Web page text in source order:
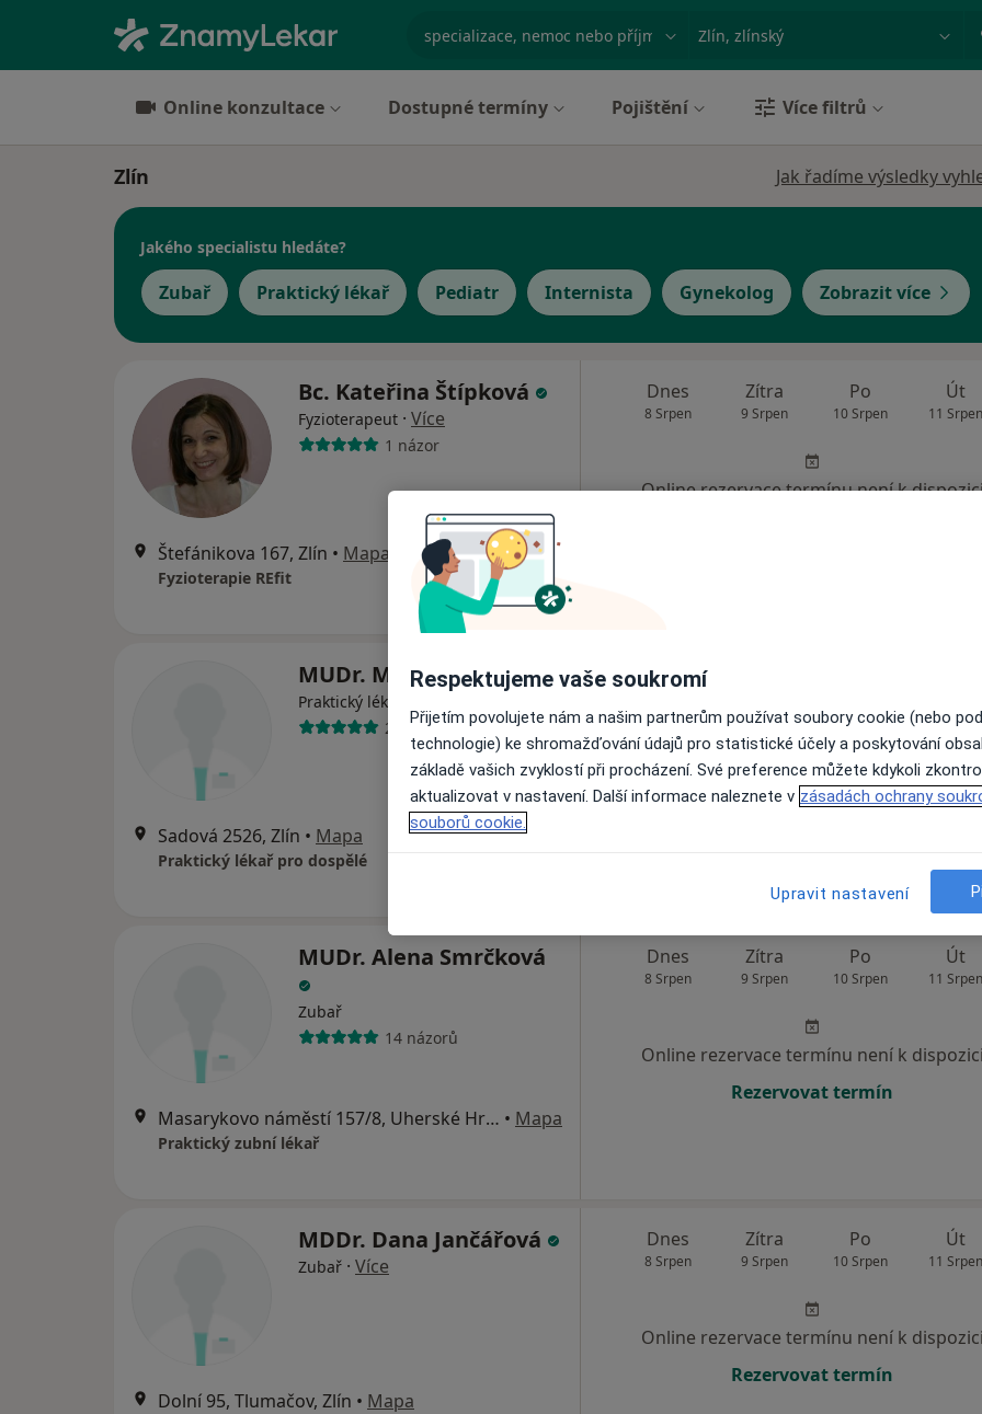
specializace, nemoc nebo příjmení Město nebo region
Online konzultace Dostupné termíny Pojištění Více filtrů
Zlín Jak řadíme výsledky
Jakého specialistu hledáte?
Zubař Praktický lékař Pediatr Internista Gynekolog Zobrazit více
Bc. Kateřina Štípková
Fyzioterapeut · Více
1 názor
Štefánikova 167, Zlín • Mapa
Fyzioterapie REfit
Dnes
8 Srpen
Zítra
9 Srpen
Po
10 Srpen
Út
11 Srpen
Online rezervace termínu není k
MUDr. Miloš Kubáček
Praktický lékař
20 názorů
Sadová 2526, Zlín • Mapa
Praktický lékař pro dospělé
Dnes
Online rezervace termínu není k
Rezervovat termín
MUDr. Alena Smrčková
Zubař
14 názorů
Masarykovo náměstí 157/8, Uherské Hradiště • Mapa
Praktický zubní lékař
Dnes
8 Srpen
Zítra
9 Srpen
Po
10 Srpen
Út
11 Srpen
Online rezervace termínu není k dispozici
Rezervovat termín
MDDr. Dana Jančářová
Zubař · Více
Dolní 95, Tlumačov, Zlín • Mapa
Dnes
8 Srpen
Zítra
9 Srpen
Po
10 Srpen
Út
11 Srpen
Online rezervace termínu není k dispozici
Rezervovat termín
Respektujeme vaše soukromí
Přijetím povolujete nám a našim partnerům používat soubory cookie (nebo
technologie) ke shromažďování údajů pro statistické účely a poskytování
základě vašich zvyklostí při procházení. Své preference můžete kdykoli
aktualizovat v nastavení. Další informace naleznete v zásadách ochrany
souborů cookie.
Upravit nastavení